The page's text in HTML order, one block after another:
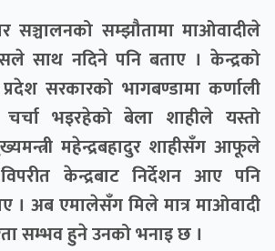
सञ्चालनको सम्झौतामा माओवादीले
साथ नदिने पनि बताए । केन्द्रको
सरकारको भागबण्डामा कर्णाली
भइरहेको बेला शाहीले यस्तो
महेन्द्रबहादुर शाहीसँग आफूले
केन्द्रबाट निर्देशन आए पनि
। अब एमालेसँग मिले मात्र माओवादी
सम्भव हुने उनको भनाइ छ ।